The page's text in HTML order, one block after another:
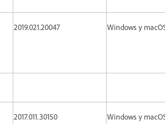
2019.021.20047 Windows y
2017.011.30150 Windows y